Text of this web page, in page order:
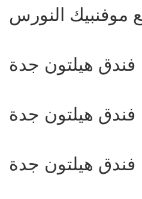
موفنبيك النورس
فندق هيلتون جدة
فندق هيلتون جدة
فندق هيلتون جدة